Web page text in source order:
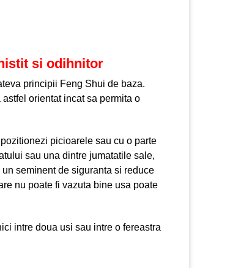
si odihnitor
principii Feng Shui de baza.
orientat incat sa permita o
picioarele sau cu o parte
sau una dintre jumatatile sale,
seminent de siguranta si reduce
nu poate fi vazuta bine usa poate
intre doua usi sau intre o fereastra